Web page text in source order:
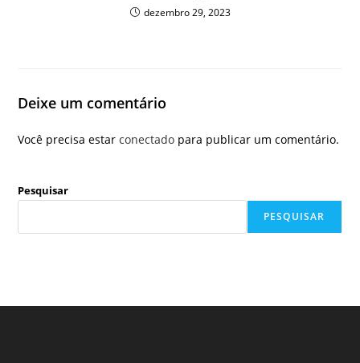
dezembro 29, 2023
Deixe um comentário
Você precisa estarconectado para publicar um comentário.
Pesquisar
PESQUISAR